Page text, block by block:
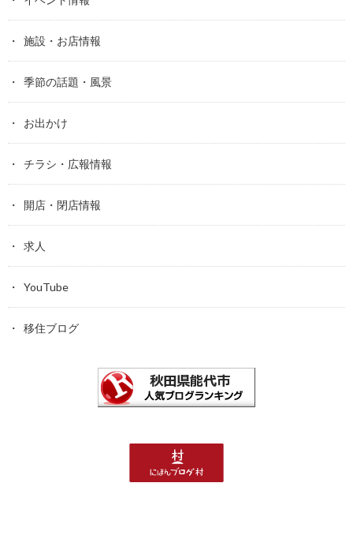
施設・お店情報
季節の話題・風景
お出かけ
チラシ・広報情報
開店・閉店情報
求人
YouTube
移住ブログ